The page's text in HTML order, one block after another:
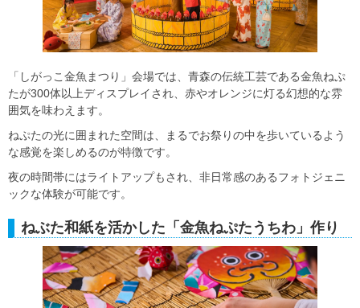
「しがっこ金魚まつり」会場では、青森の伝統工芸である金魚ねぷ
たが300体以上ディスプレイされ、赤やオレンジに灯る幻想的な雰
囲気を味わえます。
ねぷたの光に囲まれた空間は、まるでお祭りの中を歩いているよう
な感覚を楽しめるのが特徴です。
夜の時間帯にはライトアップもされ、非日常感のあるフォトジェニ
ックな体験が可能です。
ねぶた和紙を活かした「金魚ねぷたうちわ」作り